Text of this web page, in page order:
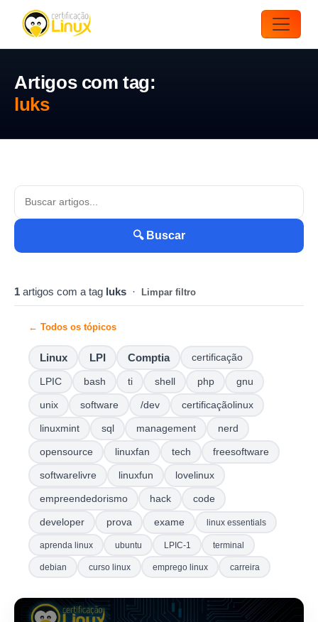
Artigos com tag:
luks
🔍 Buscar
1 artigos com a tag luks · Limpar filtro
← Todos os tópicos
Linux LPI Comptia certificação
LPIC bash ti shell php gnu
unix software /dev certificaçãolinux
linuxmint sql management nerd
opensource linuxfan tech freesoftware
softwarelivre linuxfun lovelinux
empreendedorismo hack code
developer prova exame linux essentials
aprenda linux ubuntu LPIC-1 terminal
debian curso linux emprego linux carreira